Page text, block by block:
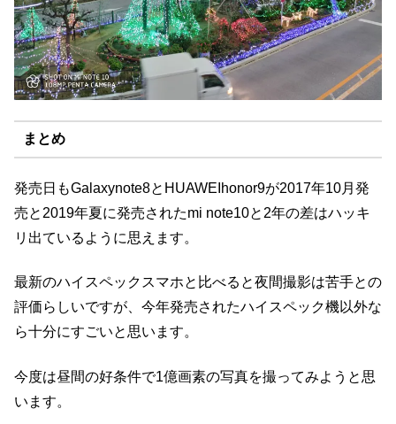
まとめ
発売日もGalaxynote8とHUAWEIhonor9が2017年10月発
売と2019年夏に発売されたmi note10と2年の差はハッキ
リ出ているように思えます。
最新のハイスペックスマホと比べると夜間撮影は苦手との
評価らしいですが、今年発売されたハイスペック機以外な
ら十分にすごいと思います。
今度は昼間の好条件で1億画素の写真を撮ってみようと思
います。